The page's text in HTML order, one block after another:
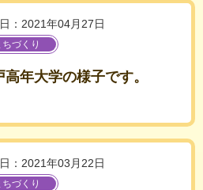
：2021年04月27日
ちづくり
高年大学の様子です。
：2021年03月22日
ちづくり